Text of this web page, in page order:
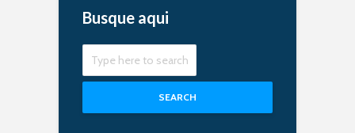
Busque aqui
SEARCH